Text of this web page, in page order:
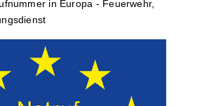
in Europa - Feuerwehr,